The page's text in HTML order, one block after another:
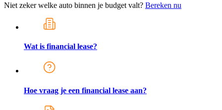
Niet zeker welke auto binnen je budget valt? Bereken nu
Wat is financial lease?
Hoe vraag je een financial lease aan?